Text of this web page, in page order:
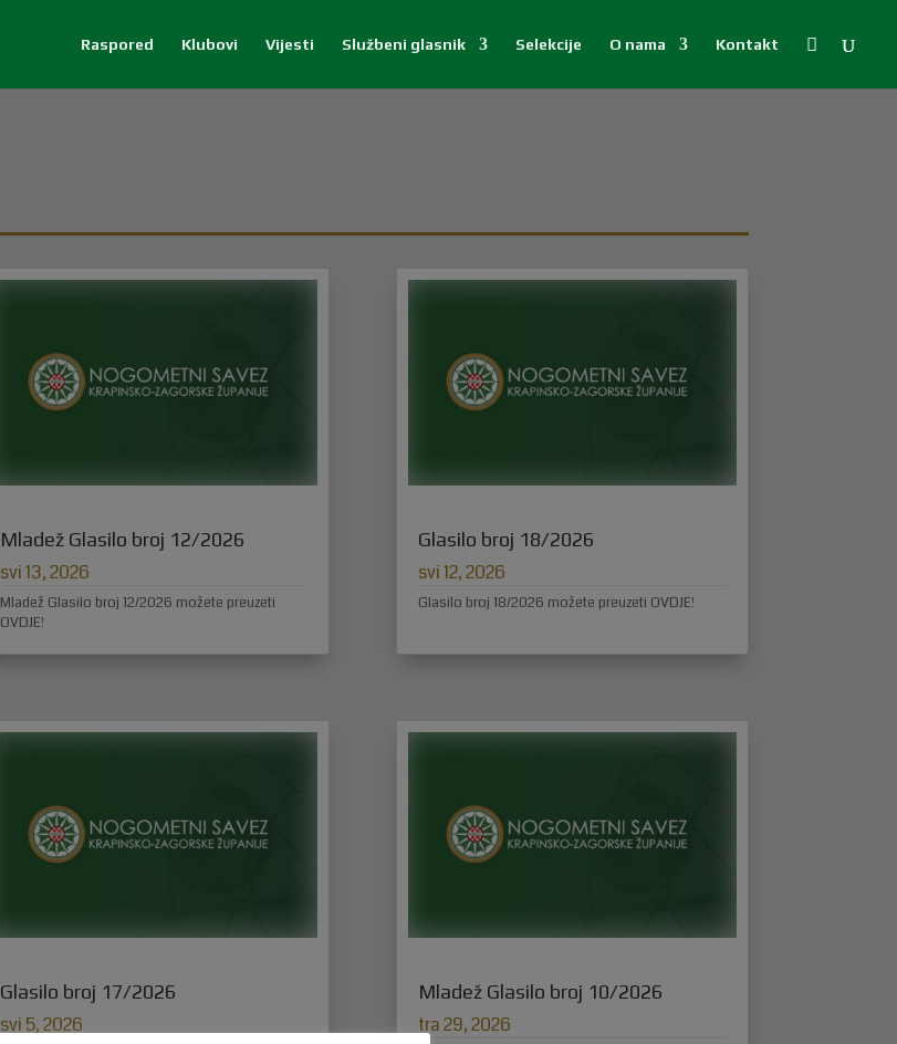
Raspored Klubovi Vijesti Službeni glasnik Selekcije O nama Kontakt 
Mladež Glasilo broj 12/2026
svi 13, 2026
Mladež Glasilo broj 12/2026 možete preuzeti
OVDJE!
Glasilo broj 17/2026
svi 5, 2026
Glasilo broj 18/2026
svi 12, 2026
Glasilo broj 18/2026 možete preuzeti OVDJE!
Mladež Glasilo broj 10/2026
tra 29, 2026